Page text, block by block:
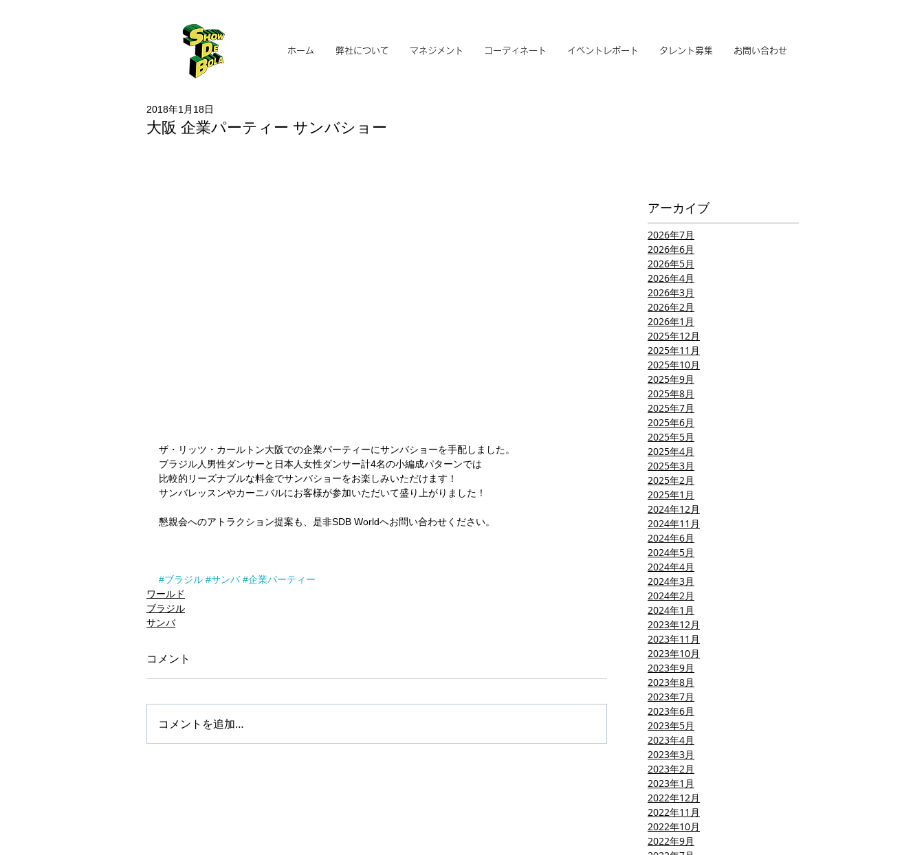
ホーム 弊社について マネジメント コーディネート イベントレポート タレント募集 お問い合わせ
大阪 企業パーティー サンバショー
2018年1月18日
ザ・リッツ・カールトン大阪での企業パーティーにサンバショーを手配しました。
ブラジル人男性ダンサーと日本人女性ダンサー計4名の小編成パターンでは
比較的リーズナブルな料金でサンバショーをお楽しみいただけます！
サンバレッスンやカーニバルにお客様が参加いただいて盛り上がりました！
懇親会へのアトラクション提案も、是非SDB Worldへお問い合わせください。
#ブラジル #サンバ #企業パーティー
ワールド
ブラジル
サンバ
コメント
コメントを追加…
アーカイブ
2026年7月
2026年6月
2026年5月
2026年4月
2026年3月
2026年2月
2026年1月
2025年12月
2025年11月
2025年10月
2025年9月
2025年8月
2025年7月
2025年6月
2025年5月
2025年4月
2025年3月
2025年2月
2025年1月
2024年12月
2024年11月
2024年6月
2024年5月
2024年4月
2024年3月
2024年2月
2024年1月
2023年12月
2023年11月
2023年10月
2023年9月
2023年8月
2023年7月
2023年6月
2023年5月
2023年4月
2023年3月
2023年2月
2023年1月
2022年12月
2022年11月
2022年10月
2022年9月